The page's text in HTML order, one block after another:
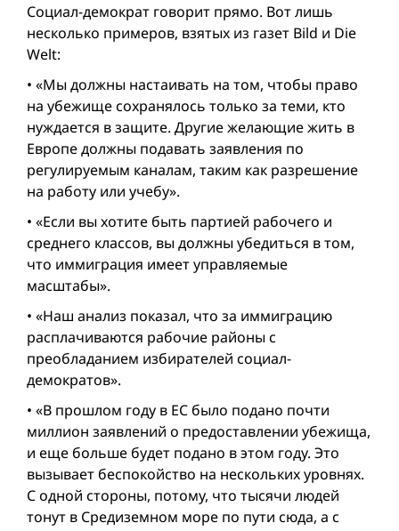
Социал-демократ говорит прямо. Вот лишь
несколько примеров, взятых из газет Bild и Die
Welt:
• «Мы должны настаивать на том, чтобы право
на убежище сохранялось только за теми, кто
нуждается в защите. Другие желающие жить в
Европе должны подавать заявления по
регулируемым каналам, таким как разрешение
на работу или учебу».
• «Если вы хотите быть партией рабочего и
среднего классов, вы должны убедиться в том,
что иммиграция имеет управляемые
масштабы».
• «Наш анализ показал, что за иммиграцию
расплачиваются рабочие районы с
преобладанием избирателей социал-
демократов».
• «В прошлом году в ЕС было подано почти
миллион заявлений о предоставлении убежища,
и еще больше будет подано в этом году. Это
вызывает беспокойство на нескольких уровнях.
С одной стороны, потому, что тысячи людей
тонут в Средиземном море по пути сюда, а с